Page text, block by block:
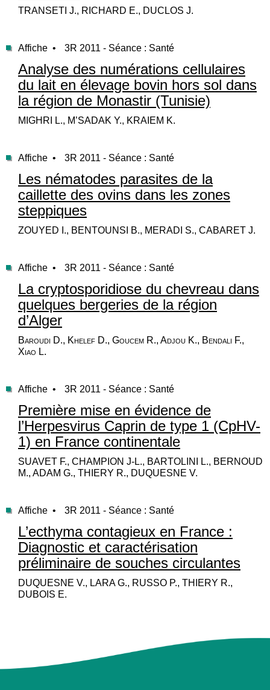
TRANSETI J., RICHARD E., DUCLOS J.
Affiche • 3R 2011 - Séance : Santé
Analyse des numérations cellulaires
du lait en élevage bovin hors sol dans
la région de Monastir (Tunisie)
MIGHRI L., M’SADAK Y., KRAIEM K.
Affiche • 3R 2011 - Séance : Santé
Les nématodes parasites de la
caillette des ovins dans les zones
steppiques
ZOUYED I., BENTOUNSI B., MERADI S., CABARET J.
Affiche • 3R 2011 - Séance : Santé
La cryptosporidiose du chevreau dans
quelques bergeries de la région
d’Alger
Baroudi D., Khelef D., Goucem R., Adjou K., Bendali F.,
Xiao L.
Affiche • 3R 2011 - Séance : Santé
Première mise en évidence de
l’Herpesvirus Caprin de type 1 (CpHV-
1) en France continentale
SUAVET F., CHAMPION J-L., BARTOLINI L., BERNOUD
M., ADAM G., THIERY R., DUQUESNE V.
Affiche • 3R 2011 - Séance : Santé
L’ecthyma contagieux en France :
Diagnostic et caractérisation
préliminaire de souches circulantes
DUQUESNE V., LARA G., RUSSO P., THIERY R.,
DUBOIS E.